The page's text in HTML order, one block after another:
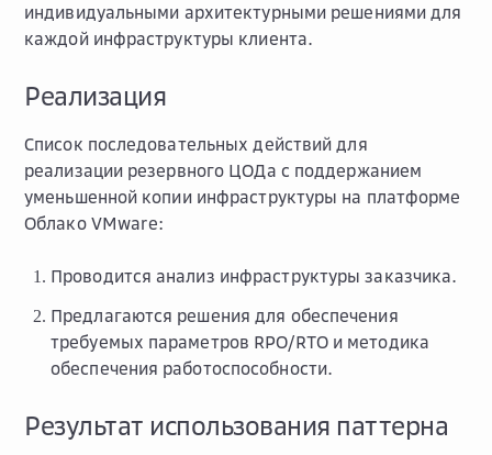
индивидуальными архитектурными решениями для
каждой инфраструктуры клиента.
Реализация
Список последовательных действий для
реализации резервного ЦОДа с поддержанием
уменьшенной копии инфраструктуры на платформе
Облако VMware:
Проводится анализ инфраструктуры заказчика.
Предлагаются решения для обеспечения
требуемых параметров RPO/RTO и методика
обеспечения работоспособности.
Результат использования паттерна